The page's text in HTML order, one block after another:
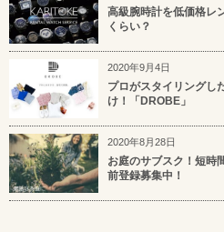
高級腕時計を低価格レ
くらい？
2020年9月4日
プロがスタイリングし
け！「DROBE」
2020年8月28日
お庭のサブスク！短時
前登録募集中！